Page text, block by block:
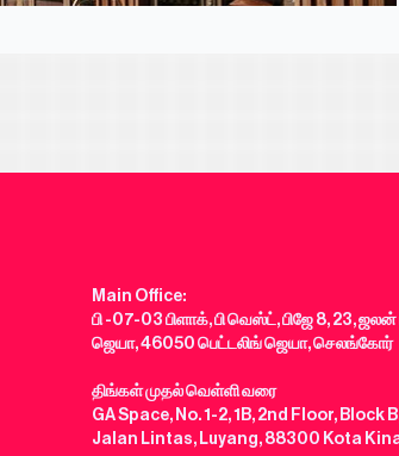
Main Office:
பி -07-03 பிளாக், பி வெஸ்ட், பிஜே 8, 23, ஜலன்
ஜெயா, 46050 பெட்டலிங் ஜெயா, செலங்கோர்
திங்கள் முதல் வெள்ளி வரை
GA Space, No. 1-2, 1B, 2nd Floor, Block
Jalan Lintas, Luyang, 88300 Kota